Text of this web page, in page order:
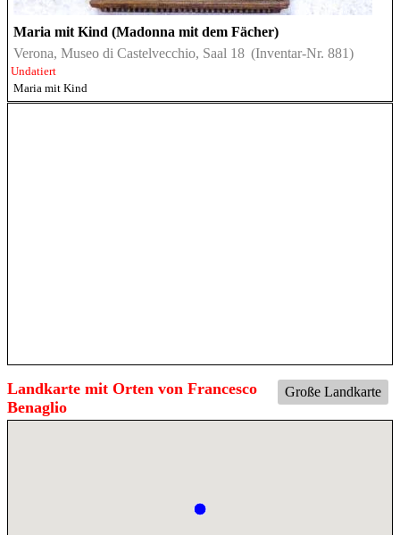
Maria mit Kind (Madonna mit dem Fächer)
Verona, Museo di Castelvecchio, Saal 18 (Inventar-Nr. 881)
Undatiert
Maria mit Kind
Große Landkarte
Landkarte mit Orten von Francesco
Benaglio